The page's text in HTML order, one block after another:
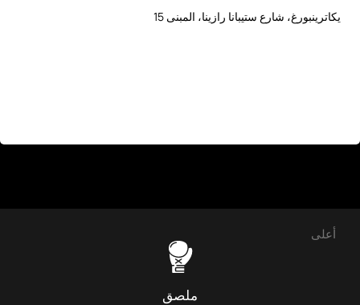
يكاترينبورغ، شارع ستيبانا رازينا، المبنى 15
أعلى
ملصق